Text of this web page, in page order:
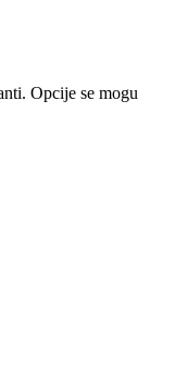
Opcije se mogu